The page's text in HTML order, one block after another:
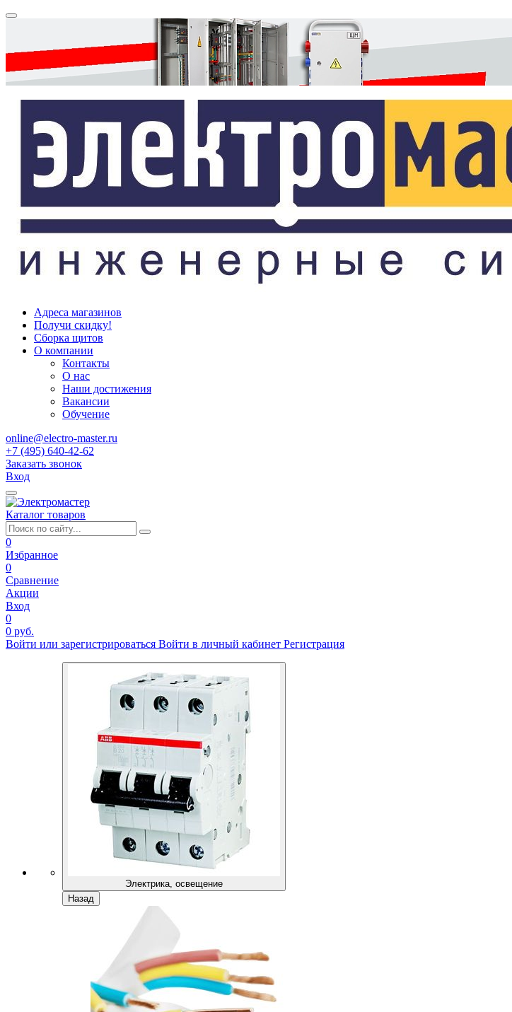
Адреса магазинов
Получи скидку!
Сборка щитов
О компании
Контакты
О нас
Наши достижения
Вакансии
Обучение
online@electro-master.ru
+7 (495) 640-42-62
Заказать звонок
Вход
Каталог товаров
0
Избранное
0
Сравнение
Акции
Вход
0
0 руб.
Войти или зарегистрироваться Войти в личный кабинет Регистрация
Электрика, освещение
Назад